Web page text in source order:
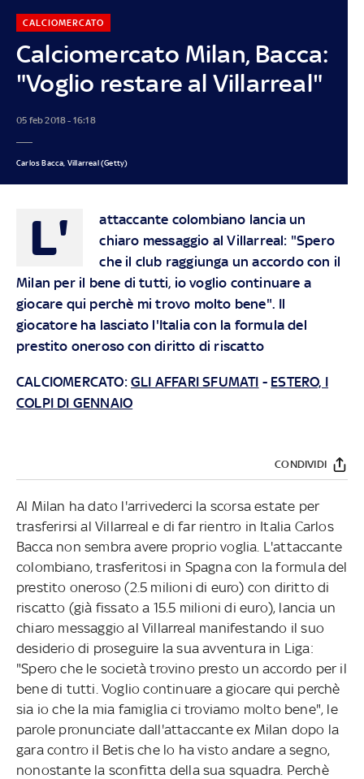
Calciomercato Milan, Bacca:
"Voglio restare al Villarreal"
CALCIOMERCATO
05 feb 2018 - 16:18
Carlos Bacca, Villarreal (Getty)
L'
attaccante colombiano lancia un
chiaro messaggio al Villarreal: "Spero
che il club raggiunga un accordo con il
Milan per il bene di tutti, io voglio continuare a
giocare qui perchè mi trovo molto bene". Il
giocatore ha lasciato l'Italia con la formula del
prestito oneroso con diritto di riscatto
CALCIOMERCATO: GLI AFFARI SFUMATI - ESTERO, I
COLPI DI GENNAIO
CONDIVIDI
Al Milan ha dato l'arrivederci la scorsa estate per
trasferirsi al Villarreal e di far rientro in Italia Carlos
Bacca non sembra avere proprio voglia. L'attaccante
colombiano, trasferitosi in Spagna con la formula del
prestito oneroso (2.5 milioni di euro) con diritto di
riscatto (già fissato a 15.5 milioni di euro), lancia un
chiaro messaggio al Villarreal manifestando il suo
desiderio di proseguire la sua avventura in Liga:
"Spero che le società trovino presto un accordo per il
bene di tutti. Voglio continuare a giocare qui perchè
sia io che la mia famiglia ci troviamo molto bene", le
parole pronunciate dall'attaccante ex Milan dopo la
gara contro il Betis che lo ha visto andare a segno,
nonostante la sconfitta della sua squadra. Perchè